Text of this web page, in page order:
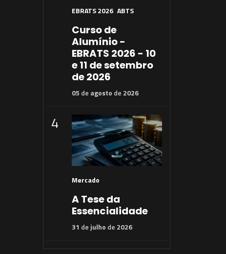
EBRATS 2026 ABTS
Curso de
Alumínio -
EBRATS 2026 - 10
e 11 de setembro
de 2026
05 de agosto de 2026
4
Mercado
A Tese da
Essencialidade
31 de julho de 2026